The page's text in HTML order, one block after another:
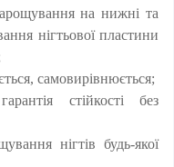
на нижні та
нігтьової пластини
самовирівнюється;
стійкості без
нігтів будь-якої